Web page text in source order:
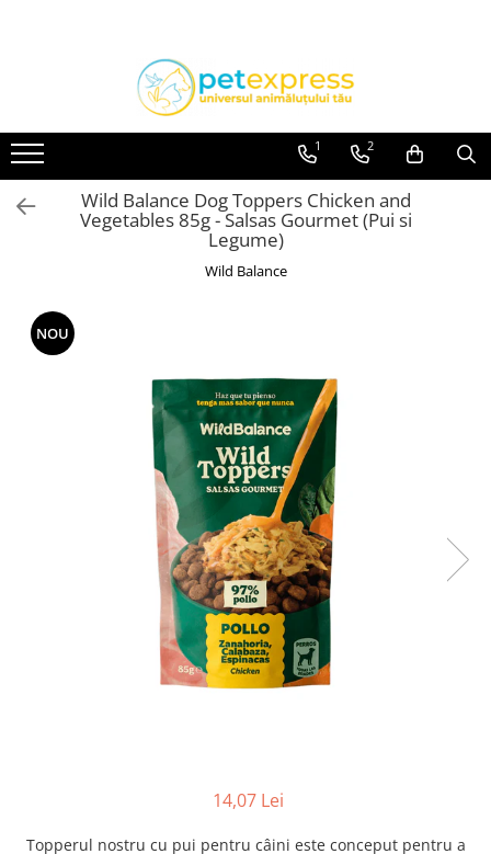
Toate Produsele
ACCESORII
Hamuri
Lese
Conserve
Plicuri
VITAMINE & SUPLIMENTE
1 2
Wild Balance Dog Toppers Chicken and
Vegetables 85g - Salsas Gourmet (Pui si
Legume)
Wild Balance
NOU
14,07 Lei
Topperul nostru cu pui pentru câini este conceput pentru a